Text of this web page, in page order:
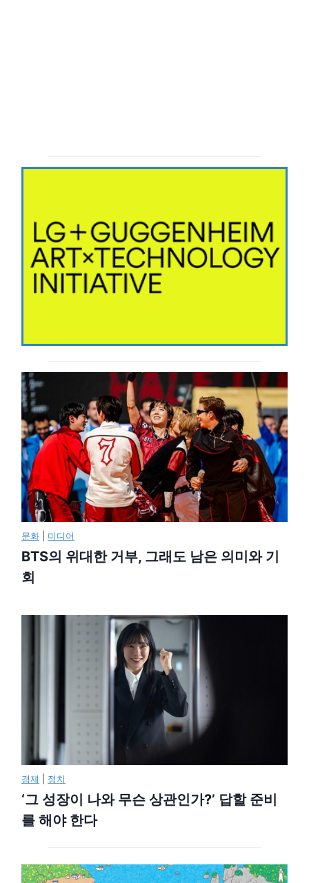
문화 미디어
BTS의 위대한 거부, 그래도 남은 의미와 기
회
경제 정치
‘그 성장이 나와 무슨 상관인가?’ 답할 준비
를 해야 한다